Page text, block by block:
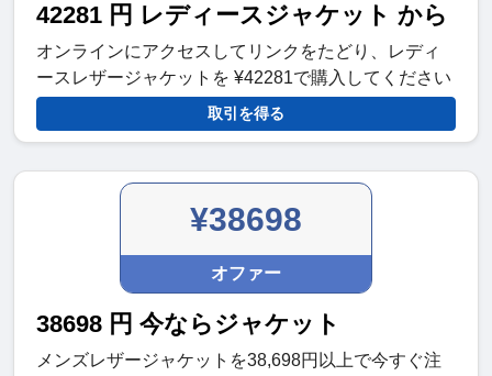
42281 円 レディースジャケット から
オンラインにアクセスしてリンクをたどり、レディ
ースレザージャケットを ¥42281で購入してください
取引を得る
¥38698
オファー
38698 円 今ならジャケット
メンズレザージャケットを38,698円以上で今すぐ注